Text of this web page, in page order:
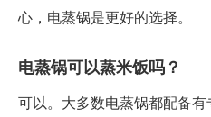
心，电蒸锅是更好的选择。
电蒸锅可以蒸米饭吗？
可以。大多数电蒸锅都配备